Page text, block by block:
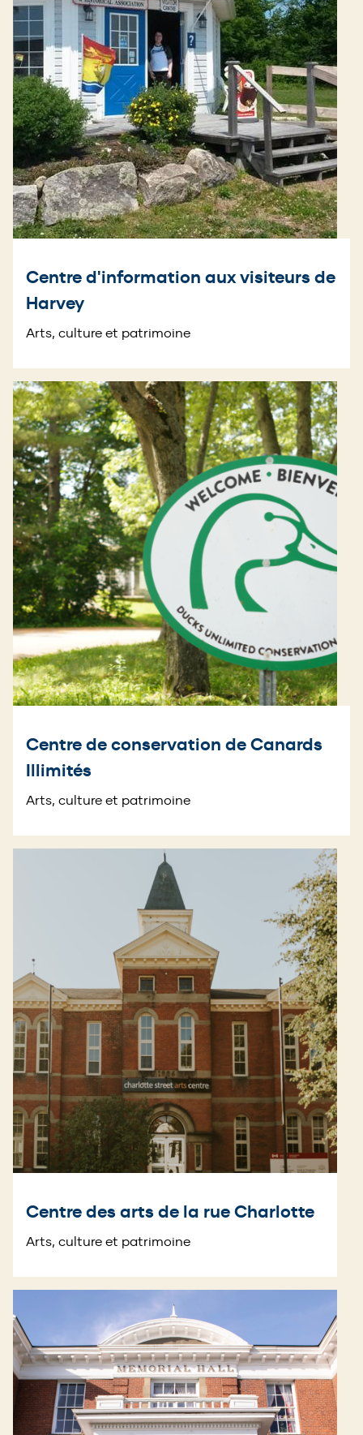
Centre d'information aux visiteurs de
Harvey
Arts, culture et patrimoine
Centre de conservation de Canards
Illimités
Arts, culture et patrimoine
Centre des arts de la rue Charlotte
Arts, culture et patrimoine